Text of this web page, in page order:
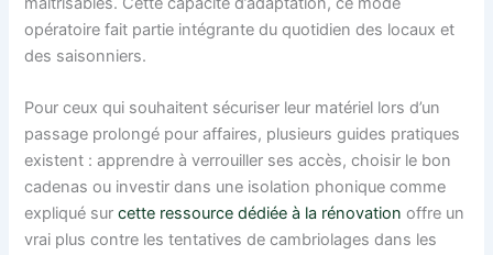
opératoire fait partie intégrante du quotidien des locaux et
des saisonniers.
Pour ceux qui souhaitent sécuriser leur matériel lors d’un
passage prolongé pour affaires, plusieurs guides pratiques
existent : apprendre à verrouiller ses accès, choisir le bon
cadenas ou investir dans une isolation phonique comme
expliqué surcette ressource dédiée à la rénovation offre un
vrai plus contre les tentatives de cambriolages dans les